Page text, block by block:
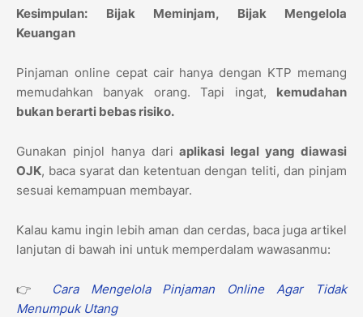
Kesimpulan: Bijak Meminjam, Bijak Mengelola
Keuangan
Pinjaman online cepat cair hanya dengan KTP memang
memudahkan banyak orang. Tapi ingat, kemudahan
bukan berarti bebas risiko.
Gunakan pinjol hanya dariaplikasi legal yang diawasi
OJK, baca syarat dan ketentuan dengan teliti, dan pinjam
sesuai kemampuan membayar.
Kalau kamu ingin lebih aman dan cerdas, baca juga artikel
lanjutan di bawah ini untuk memperdalam wawasanmu:
👉
Cara Mengelola Pinjaman Online Agar Tidak
Menumpuk Utang